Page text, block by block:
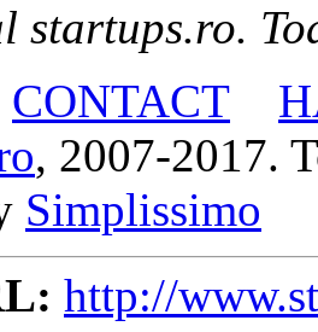
startups.ro.
CONTACT
, 2007-2017.
Simplissimo
http://